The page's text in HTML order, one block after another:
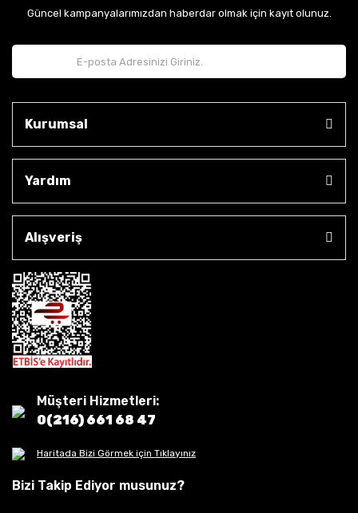
Güncel kampanyalarımızdan haberdar olmak için kayıt olunuz.
Kurumsal
Yardım
Alışveriş
Müşteri Hizmetleri:
0(216) 661 68 47
Haritada Bizi Görmek için Tıklayınız
Bizi Takip Ediyor musunuz?